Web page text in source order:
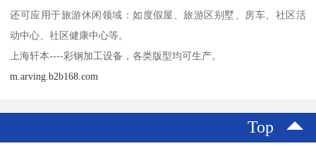
还可应用于旅游休闲领域：如度假屋、旅游区别墅、房车、社区活
动中心、社区健康中心等。
上海轩本----彩钢加工设备，各类版型均可生产。
m.arving.b2b168.com
Top